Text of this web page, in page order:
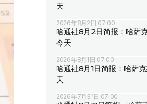
天
2026年8月2日 07:00
哈通社8月2日简报：哈萨
今天
2026年8月1日 07:00
哈通社8月1日简报：哈萨
天
2026年7月31日 07:00